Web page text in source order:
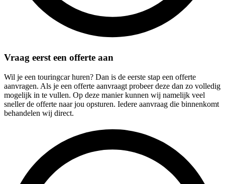
Vraag eerst een offerte aan
Wil je een touringcar huren? Dan is de eerste stap een offerte
aanvragen. Als je een offerte aanvraagt probeer deze dan zo volledig
mogelijk in te vullen. Op deze manier kunnen wij namelijk veel
sneller de offerte naar jou opsturen. Iedere aanvraag die binnenkomt
behandelen wij direct.